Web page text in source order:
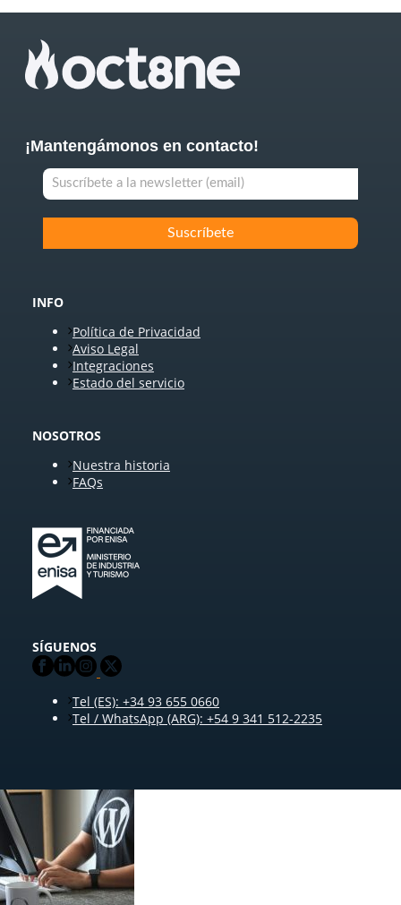
¡Mantengámonos en contacto!
INFO
Política de Privacidad
Aviso Legal
Integraciones
Estado del servicio
NOSOTROS
Nuestra historia
FAQs
SÍGUENOS
Tel (ES): +34 93 655 0660
Tel / WhatsApp (ARG): +54 9 341 512-2235